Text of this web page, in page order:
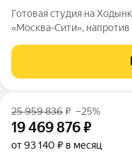
Готовая студия на
«Москва-Сити»,
фитнес-центр 3000 м, 5
новый деловой
25 959 836₽ –25%
19 469 876₽
от 93 140 ₽ в месяц